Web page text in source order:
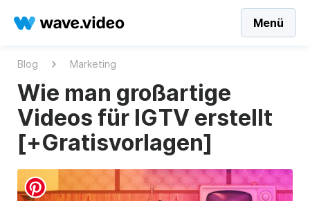
Menü
Blog Marketing
Wie man großartige
Videos für IGTV erstellt
[+Gratisvorlagen]